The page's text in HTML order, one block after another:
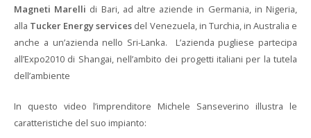
Magneti Marelli di Bari, ad altre aziende in Germania, in Nigeria,
alla Tucker Energy services del Venezuela, in Turchia, in Australia e
anche a un’azienda nello Sri-Lanka. L’azienda pugliese partecipa
all’Expo2010 di Shangai, nell’ambito dei progetti italiani per la tutela
dell’ambiente
In questo video l’imprenditore Michele Sanseverino illustra le
caratteristiche del suo impianto: